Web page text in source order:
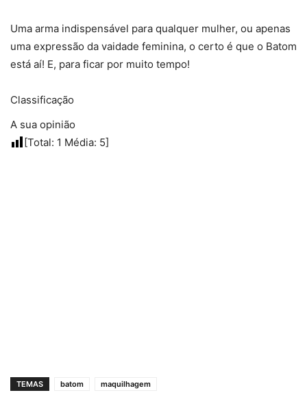
Uma arma indispensável para qualquer mulher, ou apenas
uma expressão da vaidade feminina, o certo é que o Batom
está aí! E, para ficar por muito tempo!
Classificação
A sua opinião
[Total: 1 Média: 5]
TEMAS batom maquilhagem